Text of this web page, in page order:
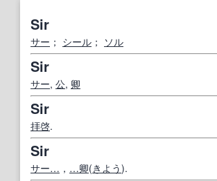
Sir
サー ； シール ； ソル
Sir
サー, 公, 卿
Sir
拝啓.
Sir
サー… ， …卿(きよう).